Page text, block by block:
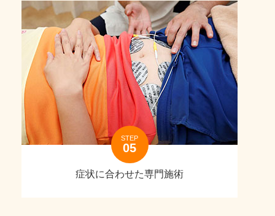
STEP
症状に合わせた専門施術